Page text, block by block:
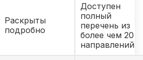
Раскрыты
подробно
Доступен
полный
перечень из
более чем 20
направлений